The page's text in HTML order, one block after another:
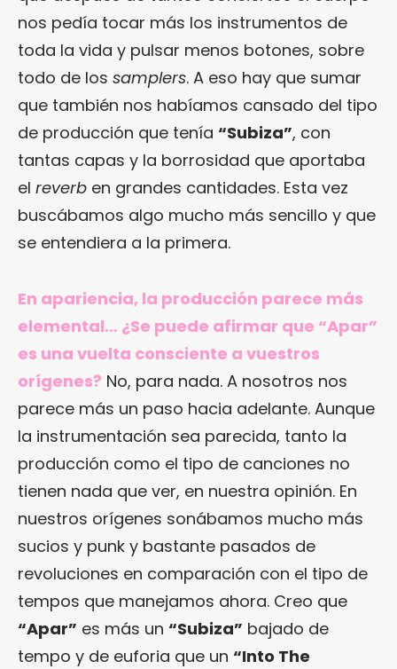
nos pedía tocar más los instrumentos de
toda la vida y pulsar menos botones, sobre
todo de los samplers. A eso hay que sumar
que también nos habíamos cansado del tipo
de producción que tenía “Subiza”, con
tantas capas y la borrosidad que aportaba
el reverb en grandes cantidades. Esta vez
buscábamos algo mucho más sencillo y que
se entendiera a la primera.
En apariencia, la producción parece más
elemental… ¿Se puede afirmar que “Apar”
es una vuelta consciente a vuestros
orígenes? No, para nada. A nosotros nos
parece más un paso hacia adelante. Aunque
la instrumentación sea parecida, tanto la
producción como el tipo de canciones no
tienen nada que ver, en nuestra opinión. En
nuestros orígenes sonábamos mucho más
sucios y punk y bastante pasados de
revoluciones en comparación con el tipo de
tempos que manejamos ahora. Creo que
“Apar” es más un “Subiza” bajado de
tempo y de euforia que un “Into The